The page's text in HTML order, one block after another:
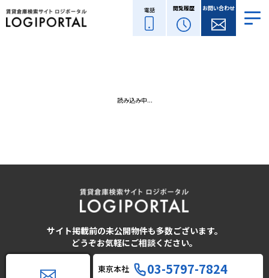
電話 閲覧履歴 お問い合わせ
読み込み中...
サイト掲載前の未公開物件も多数ございます。
どうぞお気軽にご相談ください。
東京本社 03-5797-7824